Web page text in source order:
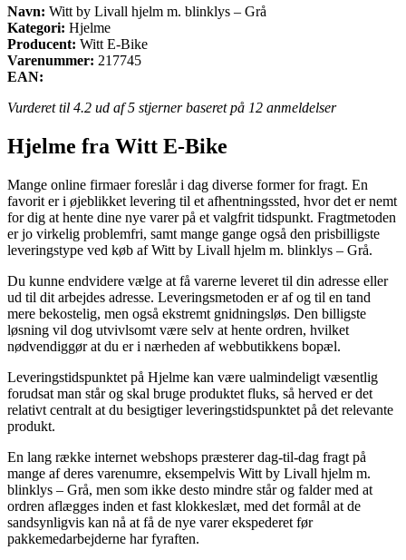
Navn: Witt by Livall hjelm m. blinklys – Grå
Kategori: Hjelme
Producent: Witt E-Bike
Varenummer: 217745
EAN:
Vurderet til 4.2 ud af 5 stjerner baseret på 12 anmeldelser
Hjelme fra Witt E-Bike
Mange online firmaer foreslår i dag diverse former for fragt. En
favorit er i øjeblikket levering til et afhentningssted, hvor det er nemt
for dig at hente dine nye varer på et valgfrit tidspunkt. Fragtmetoden
er jo virkelig problemfri, samt mange gange også den prisbilligste
leveringstype ved køb af Witt by Livall hjelm m. blinklys – Grå.
Du kunne endvidere vælge at få varerne leveret til din adresse eller
ud til dit arbejdes adresse. Leveringsmetoden er af og til en tand
mere bekostelig, men også ekstremt gnidningsløs. Den billigste
løsning vil dog utvivlsomt være selv at hente ordren, hvilket
nødvendiggør at du er i nærheden af webbutikkens bopæl.
Leveringstidspunktet på Hjelme kan være ualmindeligt væsentlig
forudsat man står og skal bruge produktet fluks, så herved er det
relativt centralt at du besigtiger leveringstidspunktet på det relevante
produkt.
En lang række internet webshops præsterer dag-til-dag fragt på
mange af deres varenumre, eksempelvis Witt by Livall hjelm m.
blinklys – Grå, men som ikke desto mindre står og falder med at
ordren aflægges inden et fast klokkeslæt, med det formål at de
sandsynligvis kan nå at få de nye varer ekspederet før
pakkemedarbejderne har fyraften.